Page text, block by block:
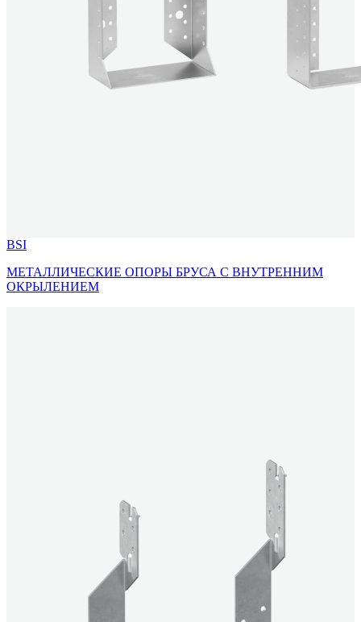
BSI
МЕТАЛЛИЧЕСКИЕ ОПОРЫ БРУСА С ВНУТРЕННИМ
ОКРЫЛЕНИЕМ